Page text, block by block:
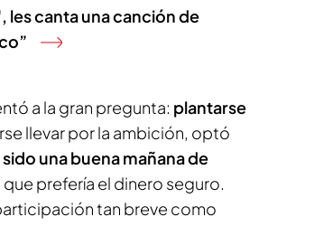
les canta una canción de
a la gran pregunta: plantarse
llevar por la ambición, optó
sido una buena mañana de
prefería el dinero seguro.
tan breve como